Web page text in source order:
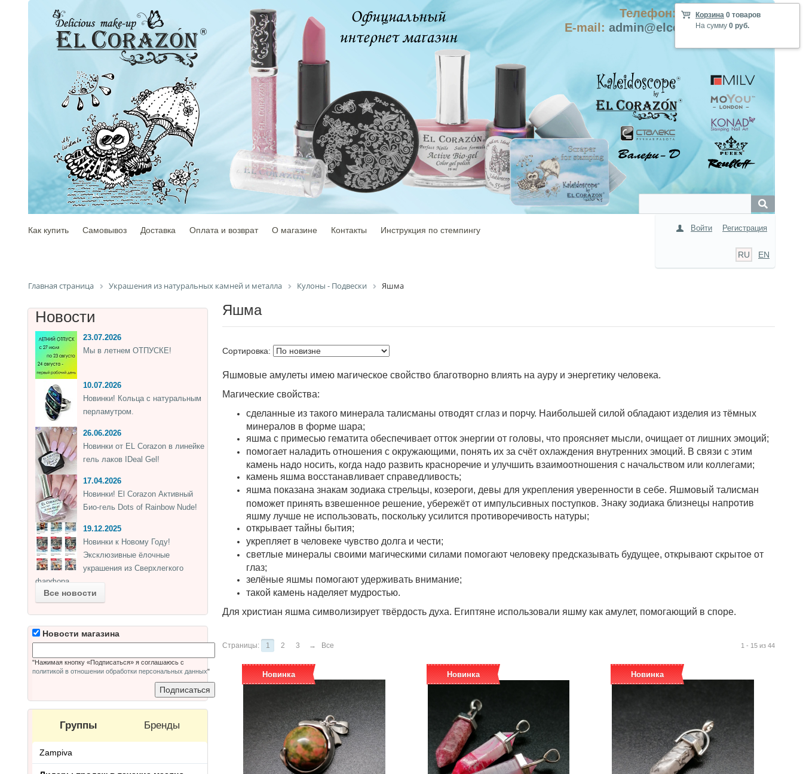
Телефон: +7-915-423-9555
E-mail: admin@elcorazon-shop.com
Корзина 0 товаров
На сумму 0 руб.
Войти Регистрация
RU EN
Как купить Самовывоз Доставка Оплата и возврат О магазине Контакты Инструкция по стемпингу
Главная страница Украшения из натуральных камней и металла Кулоны - Подвески Яшма
Яшма
Сортировка:
Яшмовые амулеты имею магическое свойство благотворно влиять на ауру и энергетику человека.
Магические свойства:
сделанные из такого минерала талисманы отводят сглаз и порчу. Наибольшей силой обладают изделия из тёмных
минералов в форме шара;
яшма с примесью гематита обеспечивает отток энергии от головы, что проясняет мысли, очищает от лишних эмоций;
помогает наладить отношения с окружающими, понять их за счёт охлаждения внутренних эмоций. В связи с этим
камень надо носить, когда надо развить красноречие и улучшить взаимоотношения с начальством или коллегами;
камень яшма восстанавливает справедливость;
яшма показана знакам зодиака стрельцы, козероги, девы для укрепления уверенности в себе. Яшмовый талисман
поможет принять взвешенное решение, убережёт от импульсивных поступков. Знаку зодиака близнецы напротив
яшму лучше не использовать, поскольку усилится противоречивость натуры;
открывает тайны бытия;
укрепляет в человеке чувство долга и чести;
светлые минералы своими магическими силами помогают человеку предсказывать будущее, открывают скрытое от
глаз;
зелёные яшмы помогают удерживать внимание;
такой камень наделяет мудростью.
Для христиан яшма символизирует твёрдость духа. Египтяне использовали яшму как амулет, помогающий в споре.
1 - 15 из 44
Страницы: 1 2 3 → Все
Новинка Новинка Новинка
Новости
23.07.2026
Мы в летнем ОТПУСКЕ!
10.07.2026
Новинки! Кольца с натуральным
перламутром.
26.06.2026
Новинки от EL Corazon в линейке
гель лаков IDeal Gel!
17.04.2026
Новинки! El Corazon Активный
Био-гель Dots of Rainbow Nude!
19.12.2025
Новинки к Новому Году!
Эксклюзивные ёлочные
украшения из Сверхлегкого
фарфора.
Все новости
Новости магазина
"Нажимая кнопку «Подписаться» я соглашаюсь с
политикой в отношении обработки персональных данных"
Группы Бренды
Zampiva